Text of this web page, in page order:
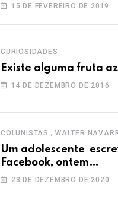
15 DE FEVEREIRO DE 2019
CURIOSIDADES
Existe alguma fruta
14 DE DEZEMBRO DE 2016
COLUNISTAS , WALTER
Um adolescente
Facebook, ontem…
28 DE DEZEMBRO DE 2020